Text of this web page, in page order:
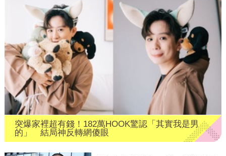
突爆家裡超有錢！182萬HOOK驚認「其實我是男
的」 結局神反轉網傻眼